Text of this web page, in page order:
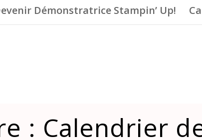
Démonstratrice Stampin’ Up!
: Calendrier